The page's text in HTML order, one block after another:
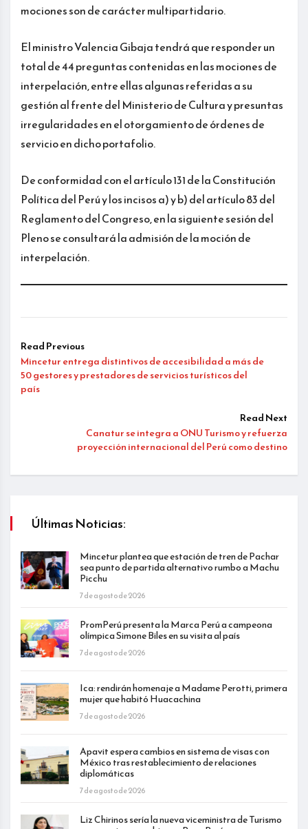
mociones son de carácter multipartidario.
El ministro Valencia Gibaja tendrá que responder un
total de 44 preguntas contenidas en las mociones de
interpelación, entre ellas algunas referidas a su
gestión al frente del Ministerio de Cultura y presuntas
irregularidades en el otorgamiento de órdenes de
servicio en dicho portafolio.
De conformidad con el artículo 131 de la Constitución
Política del Perú y los incisos a) y b) del artículo 83 del
Reglamento del Congreso, en la siguiente sesión del
Pleno se consultará la admisión de la moción de
interpelación.
Read Previous
Mincetur entrega distintivos de accesibilidad a más de
50 gestores y prestadores de servicios turísticos del
país
Read Next
Canatur se integra a ONU Turismo y refuerza
proyección internacional del Perú como destino
Últimas Noticias:
Mincetur plantea que estación de tren de Pachar
sea punto de partida alternativo rumbo a Machu
Picchu
7 de agosto de 2026
PromPerú presenta la Marca Perú a campeona
olímpica Simone Biles en su visita al país
7 de agosto de 2026
Ica: rendirán homenaje a Madame Perotti, primera
mujer que habitó Huacachina
7 de agosto de 2026
Apavit espera cambios en sistema de visas con
México tras restablecimiento de relaciones
diplomáticas
7 de agosto de 2026
Liz Chirinos sería la nueva viceministra de Turismo